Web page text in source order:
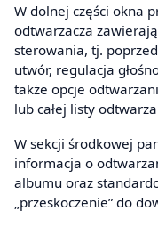
W dolnej części okna
odtwarzacza
sterowania, tj.
utwór, regulacja
także opcje
lub całej listy
W sekcji środkowej
informacja o
albumu oraz
„przeskoczenie” do